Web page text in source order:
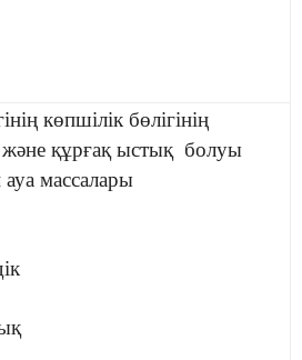
көпшілік бөлігінің
құрғақ ыстық болуы
ауа массалары